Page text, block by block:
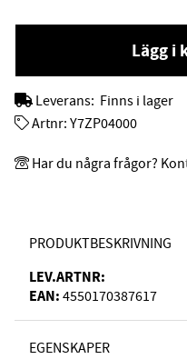
PRODUKTBESKRIVNING
LEV.ARTNR:
EAN: 4550170387617
EGENSKAPER
Lägg i
Leverans: Finns i lager
Artnr: Y7ZP04000
Har du några frågor?